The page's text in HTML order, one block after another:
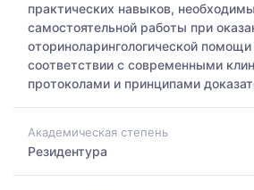
практических навыков,
самостоятельной работы при
оториноларингологической
соответствии с современными
протоколами и принципами
Академическая степень
Резидентура